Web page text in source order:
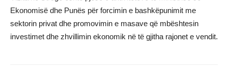
Ekonomisë dhe Punës për forcimin e bashkëpunimit me
sektorin privat dhe promovimin e masave që mbështesin
investimet dhe zhvillimin ekonomik në të gjitha rajonet e vendit.